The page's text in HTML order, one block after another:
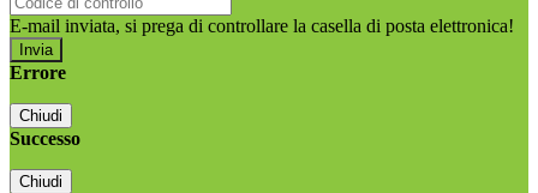
E-mail inviata, si prega di controllare la casella di posta elettronica!
Errore
Chiudi
Successo
Chiudi